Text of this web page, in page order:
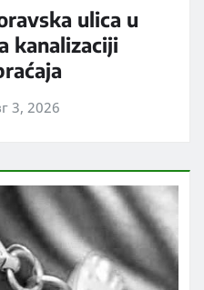
ulica u
kanalizaciji
3, 2026